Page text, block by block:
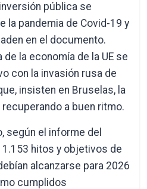
pública se
la pandemia de Covid-19 y
en el documento.
la economía de la UE se
con la invasión rusa de
insisten en Bruselas, la
a buen ritmo.
según el informe del
hitos y objetivos de
alcanzarse para 2026
cumplidos